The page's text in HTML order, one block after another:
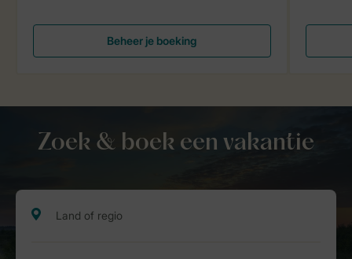
Beheer je boeking
Zoek & boek een vakantie